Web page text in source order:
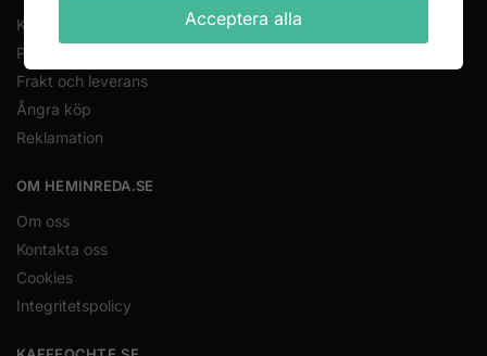
Köpvillkor
Priser och betalning
Frakt och leverans
Ångra köp
Reklamation
OM HEMINREDA.SE
Om oss
Kontakta oss
Cookies
Integritetspolicy
Acceptera alla